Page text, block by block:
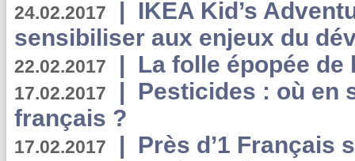
24.02.2017 | IKEA Kid’s
sensibiliser aux enjeux du
22.02.2017 | La folle épopée de
17.02.2017 | Pesticides : où en
français ?
17.02.2017 | Près d’1 Français